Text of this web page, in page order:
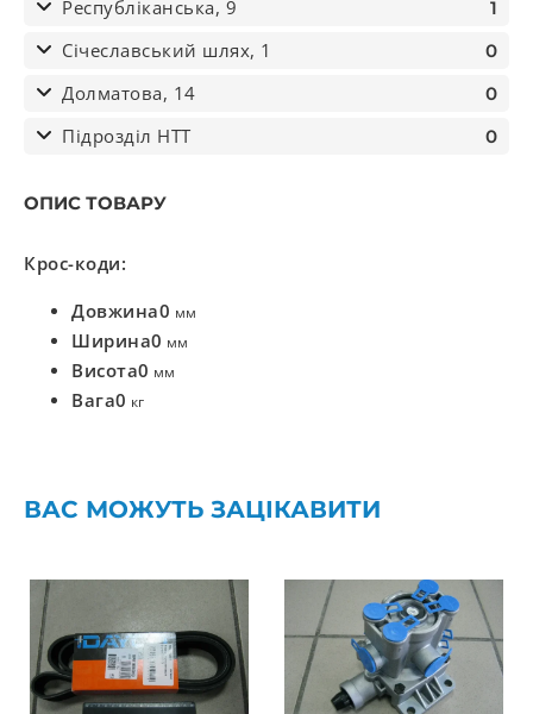
Республіканська, 9 1
Січеславський шлях, 1 0
Долматова, 14 0
Підрозділ НТТ 0
ОПИС ТОВАРУ
Крос-коди:
Довжина0 мм
Ширина0 мм
Висота0 мм
Вага0 кг
ВАС МОЖУТЬ ЗАЦІКАВИТИ